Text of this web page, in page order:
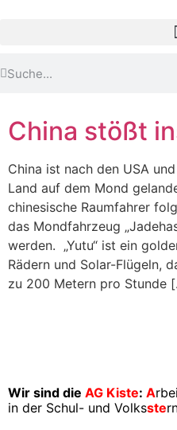
China stößt
China ist nach den USA
Land auf dem Mond
chinesische Raumfahrer
das Mondfahrzeug
werden. „Yutu“ ist ein
Rädern und Solar-Flügeln,
zu 200 Metern pro Stunde
Wir sind die AG Kiste: A
in der Schul- und Volksste